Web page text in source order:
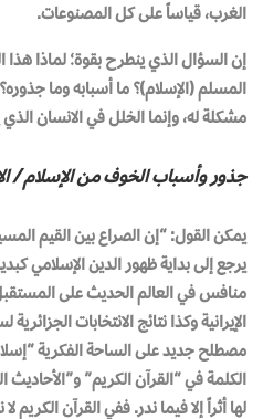
الغرب، قياساً على كل المصنوعات.
إن السؤال الذي ينطرح بقوة؛ لماذا
المسلم (الإسلام)؟ ما أسبابه وما
مشكلة له، وإنما الخلل في الانسان
جذور وأسباب الخوف من الإسلام /
يمكن القول: “إن الصراع بين القيم
يرجع إلى بداية ظهور الدين الإسلامي
منافس في العالم الحديث على المستقبل
مصطلح جديد على الساحة الفكرية
الكلمة في “القرآن الكريم” و”الأحاديث
لها أثراً إلا فيما ندر. ففي القرآن